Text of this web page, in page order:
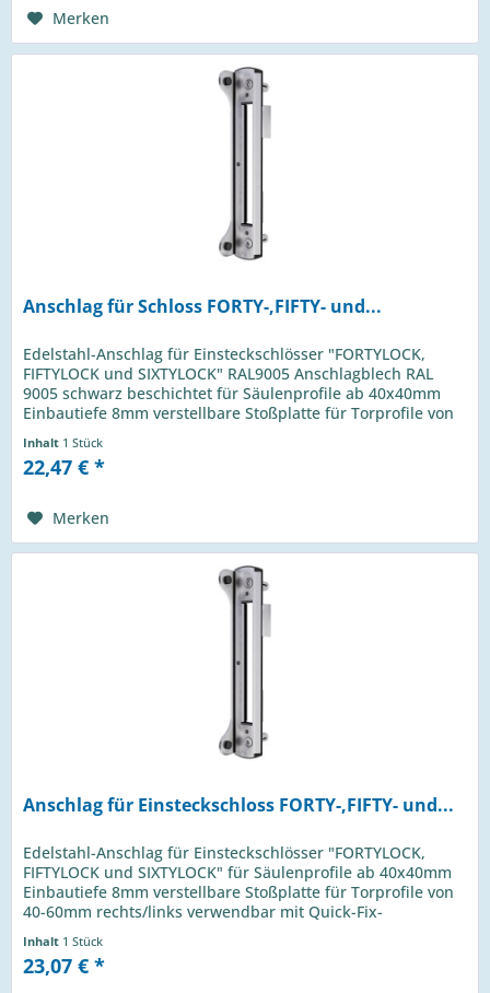
Merken
Anschlag für Schloss FORTY-,FIFTY- und...
Edelstahl-Anschlag für Einsteckschlösser "FORTYLOCK,
FIFTYLOCK und SIXTYLOCK" RAL9005 Anschlagblech RAL
9005 schwarz beschichtet für Säulenprofile ab 40x40mm
Einbautiefe 8mm verstellbare Stoßplatte für Torprofile von
Inhalt 1 Stück
22,47 € *
Merken
Anschlag für Einsteckschloss FORTY-,FIFTY- und...
Edelstahl-Anschlag für Einsteckschlösser "FORTYLOCK,
FIFTYLOCK und SIXTYLOCK" für Säulenprofile ab 40x40mm
Einbautiefe 8mm verstellbare Stoßplatte für Torprofile von
40-60mm rechts/links verwendbar mit Quick-Fix-
Inhalt 1 Stück
23,07 € *